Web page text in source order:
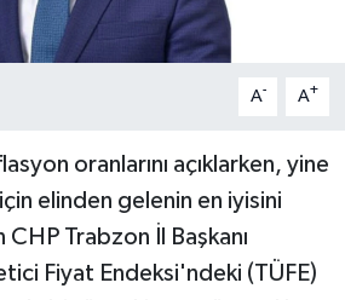
A- A+
oranlarını açıklarken, yine
elinden gelenin en iyisini
CHP Trabzon İl Başkanı
Fiyat Endeksi'ndeki (TÜFE)